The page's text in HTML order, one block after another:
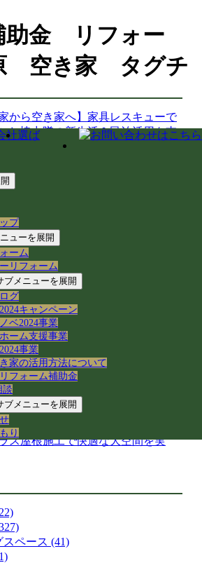
金 リフォー
空き家 タグチ
選ば
プ
ューを展開
ーム
リフォーム
ブメニューを展開
グ
キャンペーン
ベ2024事業
ーム支援事業
事業
家の活用方法について
フォーム補助金
談
ブメニューを展開
り
家から空き家へ】家具レスキューで
し協力隊の新生活＆民泊活用を支
務原市での空き家売買｜確定測量
設置（境界確定）の重要性
務原市｜賃貸住宅の売却準備！退
内確認と修繕のご相談
アパートでシャワーホースを交
プター適合の注意点と水漏れ対策
務原市の空き家・賃貸管理｜入居
DIY補修のリアル
各務原市】事務所の大掃除＆床ワ
けを実施！綺麗な職場環境を保つ
ツ
務原市｜減築リフォームとテラス
土間コンクリート工事
】命を守る木造住宅の耐震改修
庁での講習会参加レポート
築50年の空き家をどう活用する？
ンタルキッチン・グループホーム
事例と注意点
務原市｜減築リフォームと大型ア
ス屋根施工で快適な大空間を実
ペース (41)